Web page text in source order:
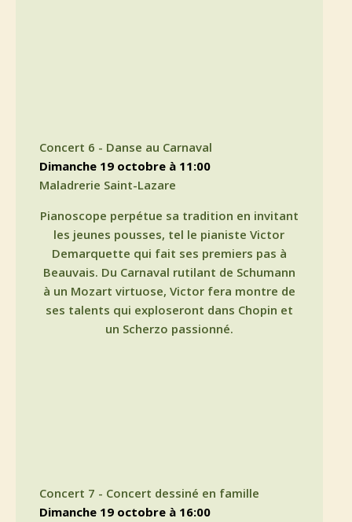
Concert 6 - Danse au Carnaval
dimanche 19 octobre à 11:00
Maladrerie Saint-Lazare
Pianoscope perpétue sa tradition en invitant
les jeunes pousses, tel le pianiste Victor
Demarquette qui fait ses premiers pas à
Beauvais. Du Carnaval rutilant de Schumann
à un Mozart virtuose, Victor fera montre de
ses talents qui exploseront dans Chopin et
un Scherzo passionné.
Concert 7 - Concert dessiné en famille
dimanche 19 octobre à 16:00